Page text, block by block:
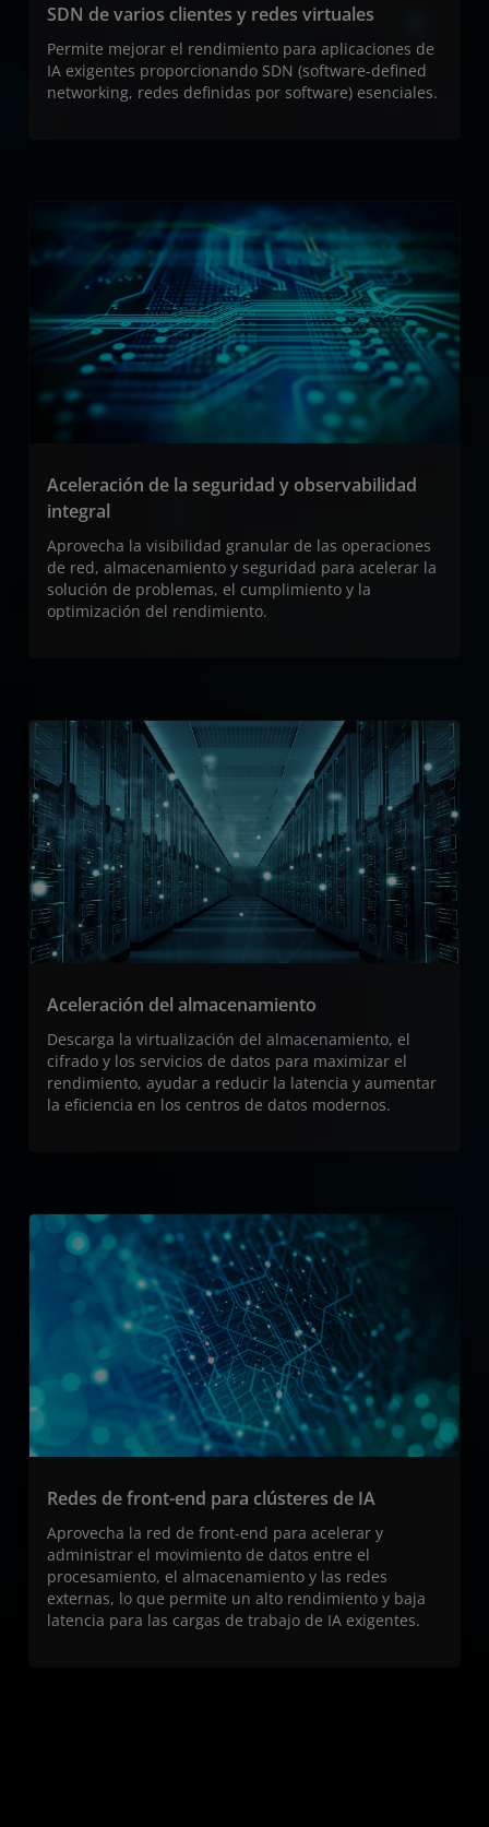
SDN de varios clientes y redes virtuales
Permite mejorar el rendimiento para aplicaciones de
IA exigentes proporcionando SDN (software-defined
networking, redes definidas por software) esenciales.
Aceleración de la seguridad y observabilidad
integral
Aprovecha la visibilidad granular de las operaciones
de red, almacenamiento y seguridad para acelerar la
solución de problemas, el cumplimiento y la
optimización del rendimiento.
Aceleración del almacenamiento
Descarga la virtualización del almacenamiento, el
cifrado y los servicios de datos para maximizar el
rendimiento, ayudar a reducir la latencia y aumentar
la eficiencia en los centros de datos modernos.
Redes de front-end para clústeres de IA
Aprovecha la red de front-end para acelerar y
administrar el movimiento de datos entre el
procesamiento, el almacenamiento y las redes
externas, lo que permite un alto rendimiento y baja
latencia para las cargas de trabajo de IA exigentes.